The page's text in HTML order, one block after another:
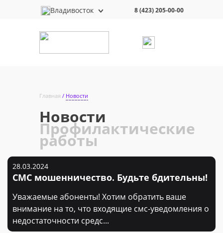
Владивосток 8 (423) 205-00-00
Главная Новости
Новости
Профилактические
работы
28.03.2024
СМС мошенничество. Будьте бдительны!
Уважаемые абоненты! Хотим обратить ваше
внимание на то, что входящие смс-уведомления о
недостаточности средс...